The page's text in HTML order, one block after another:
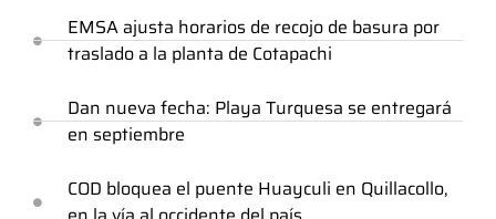
EMSA ajusta horarios de recojo de basura por
traslado a la planta de Cotapachi
Dan nueva fecha: Playa Turquesa se entregará
en septiembre
COD bloquea el puente Huayculi en Quillacollo,